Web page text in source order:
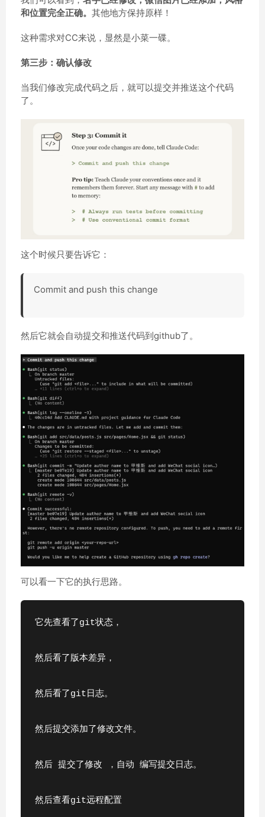
和位置完全正确。 其他地方保持原样！
这种需求对CC来说，显然是小菜一碟。
第三步：确认修改
当我们修改完成代码之后，就可以提交并推送这个代码
了。
这个时候只要告诉它：
Commit and push this change
然后它就会自动提交和推送代码到github了。
可以看一下它的执行思路。
它先查看了git状态，
然后看了版本差异，
然后看了git日志。
然后提交添加了修改文件。
然后 提交了修改 ，自动 编写提交日志。
然后查看git远程配置